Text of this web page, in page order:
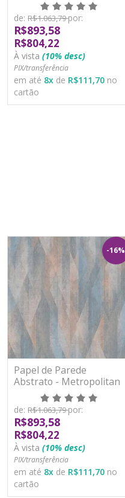
AS388284 - Vinílico
de: R$1.063,79por:
R$893,58
R$804,22
À vista (10% desc)
PIX/transferência
em até 8x de R$111,70 no
cartão
-16%
Papel de Parede
Abstrato - Metropolitan
Stories 3 - AS391041 -
Vinílico
de: R$1.063,79por:
R$893,58
R$804,22
À vista (10% desc)
PIX/transferência
em até 8x de R$111,70 no
cartão